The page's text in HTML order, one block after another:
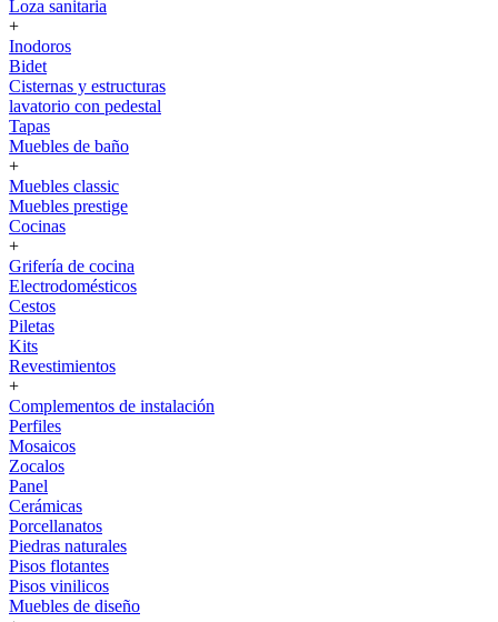
Loza sanitaria
+
Inodoros
Bidet
Cisternas y estructuras
lavatorio con pedestal
Tapas
Muebles de baño
+
Muebles classic
Muebles prestige
Cocinas
+
Grifería de cocina
Electrodomésticos
Cestos
Piletas
Kits
Revestimientos
+
Complementos de instalación
Perfiles
Mosaicos
Zocalos
Panel
Cerámicas
Porcellanatos
Piedras naturales
Pisos flotantes
Pisos vinilicos
Muebles de diseño